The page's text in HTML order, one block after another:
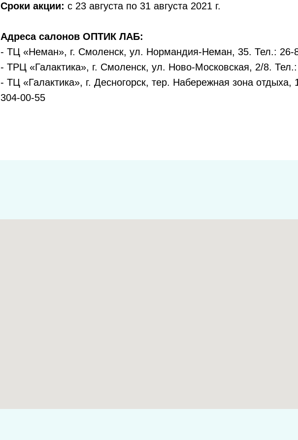
Сроки акции: с 23 августа по 31 августа 2021 г.
Адреса салонов ОПТИК ЛАБ:
- ТЦ «Неман», г. Смоленск, ул. Нормандия-Неман, 35. Тел.: 26-
- ТРЦ «Галактика», г. Смоленск, ул. Ново-Московская, 2/8.
- ТЦ «Галактика», г. Десногорск, тер. Набережная зона отдыха,
304-00-55